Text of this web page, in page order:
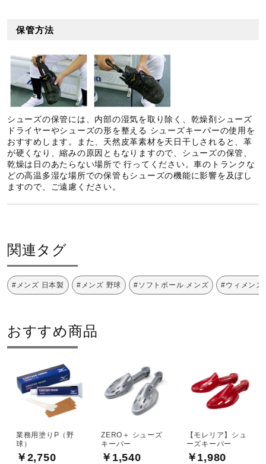
保管方法
シューズの保管には、内部の湿気を取り除く、乾燥剤シューズ
ドライヤーやシューズの形を整える シューズキーパーの使用を
おすすめします。また、天然皮革素材を天日干しされると、革
が硬くなり、縮みの原因ともなりますので、シューズの保管、
乾燥は日のあたらない場所で 行ってください。車のトランクな
どの高温多湿な場所での保管もシューズの機能に影響を及ぼし
ますので、ご遠慮ください。
関連タグ
#メンズ 日本製 #メンズ 野球 #ソフトボール メンズ #ウィメンズ
おすすめ商品
業務用塗りP（野
球）
￥2,750
ZERO＋ シューズ
キーパー
￥1,540
【モレリア】シュ
ーズキーパー
￥1,980